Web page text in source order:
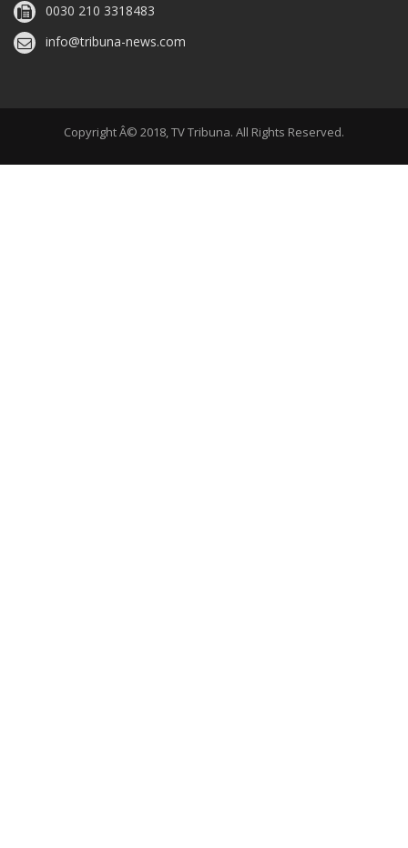
0030 210 3318483
info@tribuna-news.com
Copyright Â© 2018, TV Tribuna. All Rights Reserved.